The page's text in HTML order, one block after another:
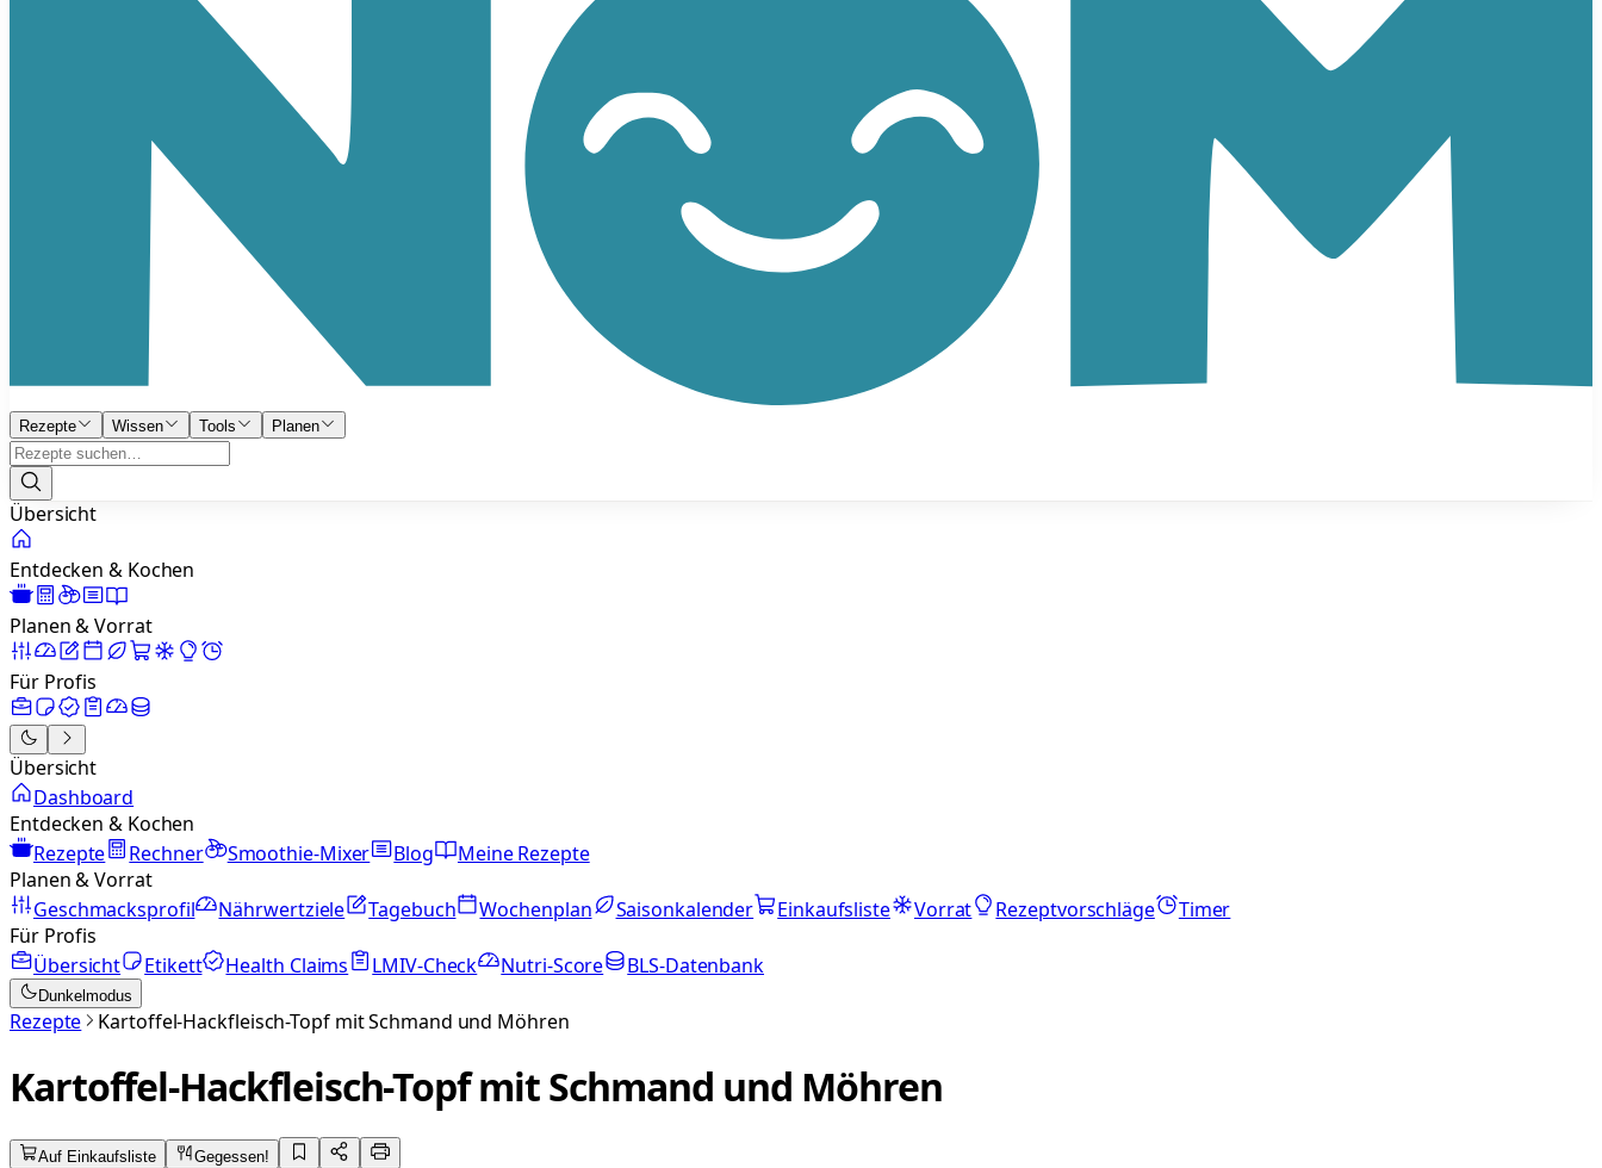
Rezepte Wissen Tools Planen
Übersicht
Entdecken & Kochen
Planen & Vorrat
Für Profis
Übersicht
Dashboard
Entdecken & Kochen
Rezepte
Rechner Smoothie-Mixer Blog
Meine Rezepte
Planen & Vorrat
Geschmacksprofil
Nährwertziele Tagebuch Wochenplan Saisonkalender Einkaufsliste Vorrat Rezeptvorschläge
Timer
Für Profis
Übersicht
Etikett Health Claims LMIV-Check Nutri-Score BLS-Datenbank
Dunkelmodus
Rezepte Kartoffel-Hackfleisch-Topf mit Schmand und Möhren
Kartoffel-Hackfleisch-Topf mit Schmand und Möhren
Auf Einkaufsliste Gegessen!